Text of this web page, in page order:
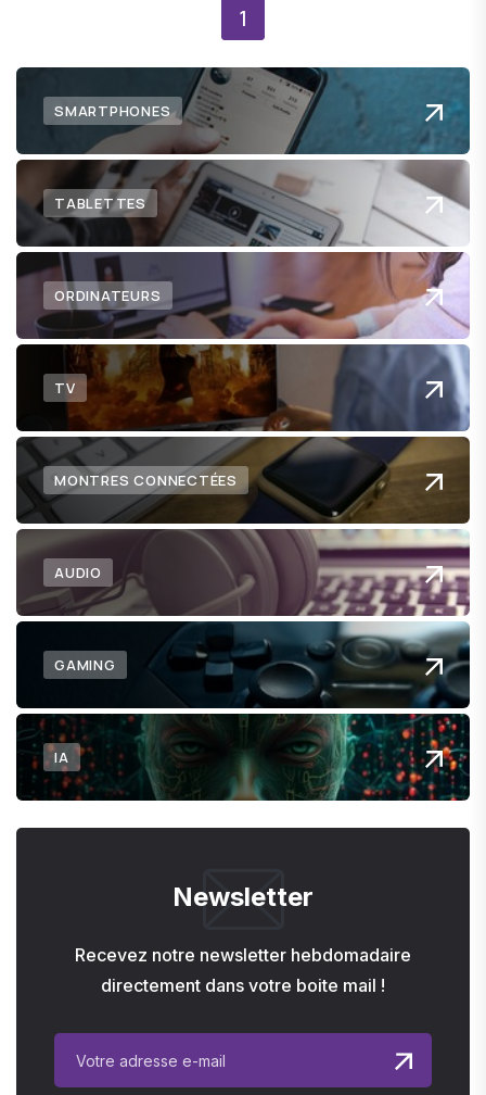
1
SMARTPHONES
TABLETTES
ORDINATEURS
TV
MONTRES CONNECTÉES
AUDIO
GAMING
IA
Newsletter
Recevez notre newsletter hebdomadaire
directement dans votre boite mail !